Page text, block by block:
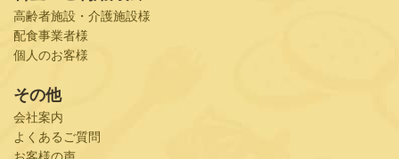
高齢者施設・介護施設様
配食事業者様
個人のお客様
その他
会社案内
よくあるご質問